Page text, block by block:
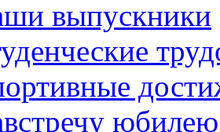
выпускники
юбилею